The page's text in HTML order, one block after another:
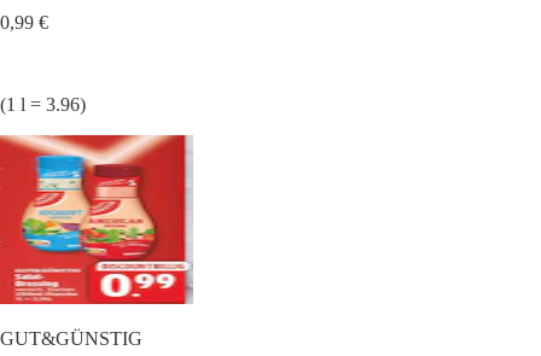
0,99 €
(1 l = 3.96)
GUT&GÜNSTIG